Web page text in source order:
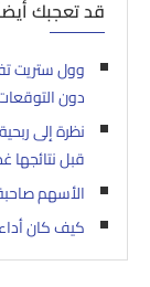
قد تعجبك
وول ستريت
دون
نظرة إلى
قبل نتائجها
الأسهم
كيف كان